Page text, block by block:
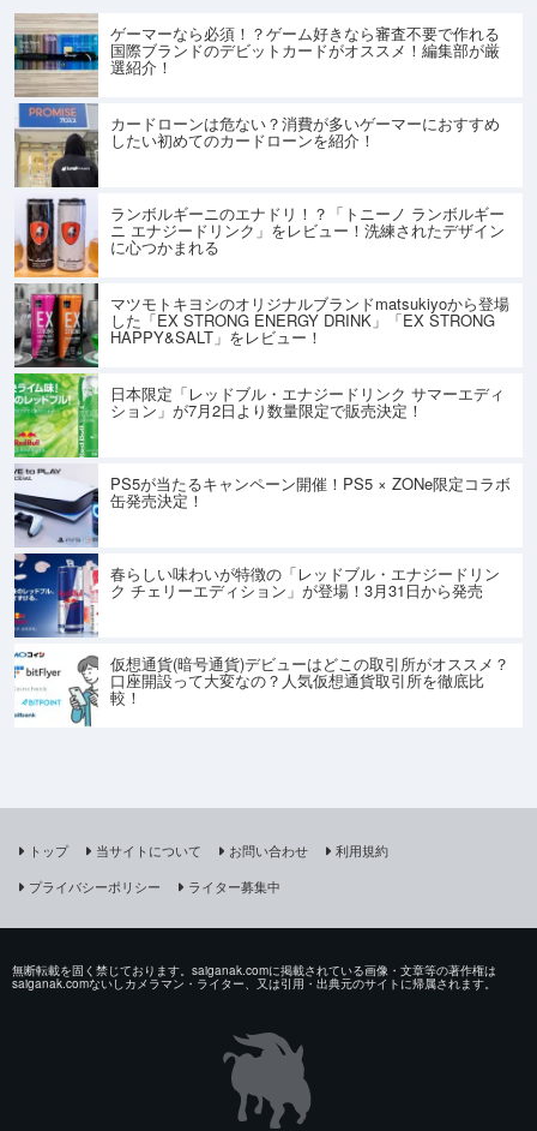
ゲーマーなら必須！？ゲーム好きなら審査不要で作れる
国際ブランドのデビットカードがオススメ！編集部が厳
選紹介！
カードローンは危ない？消費が多いゲーマーにおすすめ
したい初めてのカードローンを紹介！
ランボルギーニのエナドリ！？「トニーノ ランボルギー
ニ エナジードリンク」をレビュー！洗練されたデザイン
に心つかまれる
マツモトキヨシのオリジナルブランドmatsukiyoから登場
した「EX STRONG ENERGY DRINK」「EX STRONG
HAPPY&SALT」をレビュー！
日本限定「レッドブル・エナジードリンク サマーエディ
ション」が7月2日より数量限定で販売決定！
PS5が当たるキャンペーン開催！PS5 × ZONe限定コラボ
缶発売決定！
春らしい味わいが特徴の「レッドブル・エナジードリン
ク チェリーエディション」が登場！3月31日から発売
仮想通貨(暗号通貨)デビューはどこの取引所がオススメ？
口座開設って大変なの？人気仮想通貨取引所を徹底比
較！
トップ 当サイトについて お問い合わせ
利用規約
プライバシーポリシー
ライター募集中
無断転載を固く禁じております。saiganak.comに掲載されている画像・文章等の著作権は
saiganak.comないしカメラマン・ライター、又は引用・出典元のサイトに帰属されます。